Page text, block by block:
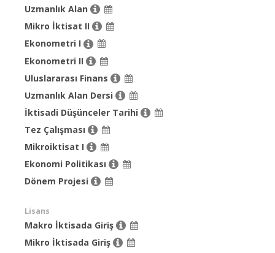
Uzmanlık Alan
Mikro İktisat II
Ekonometri I
Ekonometri II
Uluslararası Finans
Uzmanlık Alan Dersi
İktisadi Düşünceler Tarihi
Tez Çalışması
Mikroiktisat I
Ekonomi Politikası
Dönem Projesi
Lisans
Makro İktisada Giriş
Mikro İktisada Giriş